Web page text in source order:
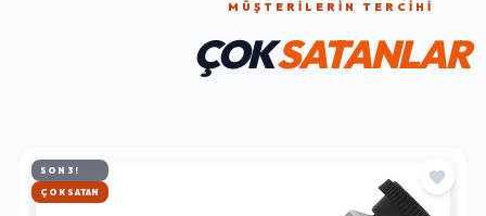
MÜŞTERILERIN TERCIHI
ÇOKSATANLAR
SON 3!
HIZLI KARGO